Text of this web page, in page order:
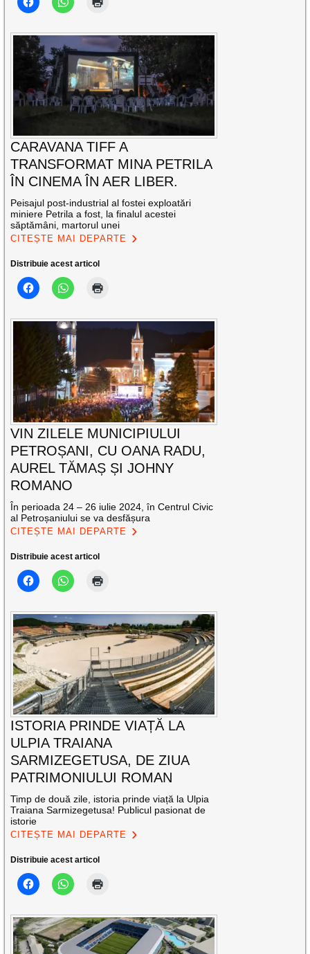
CARAVANA TIFF A
TRANSFORMAT MINA PETRILA
ÎN CINEMA ÎN AER LIBER.
Peisajul post-industrial al fostei exploatări
miniere Petrila a fost, la finalul acestei
săptămâni, martorul unei
CITEȘTE MAI DEPARTE
Distribuie acest articol
VIN ZILELE MUNICIPIULUI
PETROȘANI, CU OANA RADU,
AUREL TĂMAȘ ȘI JOHNY
ROMANO
În perioada 24 – 26 iulie 2024, în Centrul Civic
al Petroșaniului se va desfășura
CITEȘTE MAI DEPARTE
Distribuie acest articol
ISTORIA PRINDE VIAȚĂ LA
ULPIA TRAIANA
SARMIZEGETUSA, DE ZIUA
PATRIMONIULUI ROMAN
Timp de două zile, istoria prinde viață la Ulpia
Traiana Sarmizegetusa! Publicul pasionat de
istorie
CITEȘTE MAI DEPARTE
Distribuie acest articol